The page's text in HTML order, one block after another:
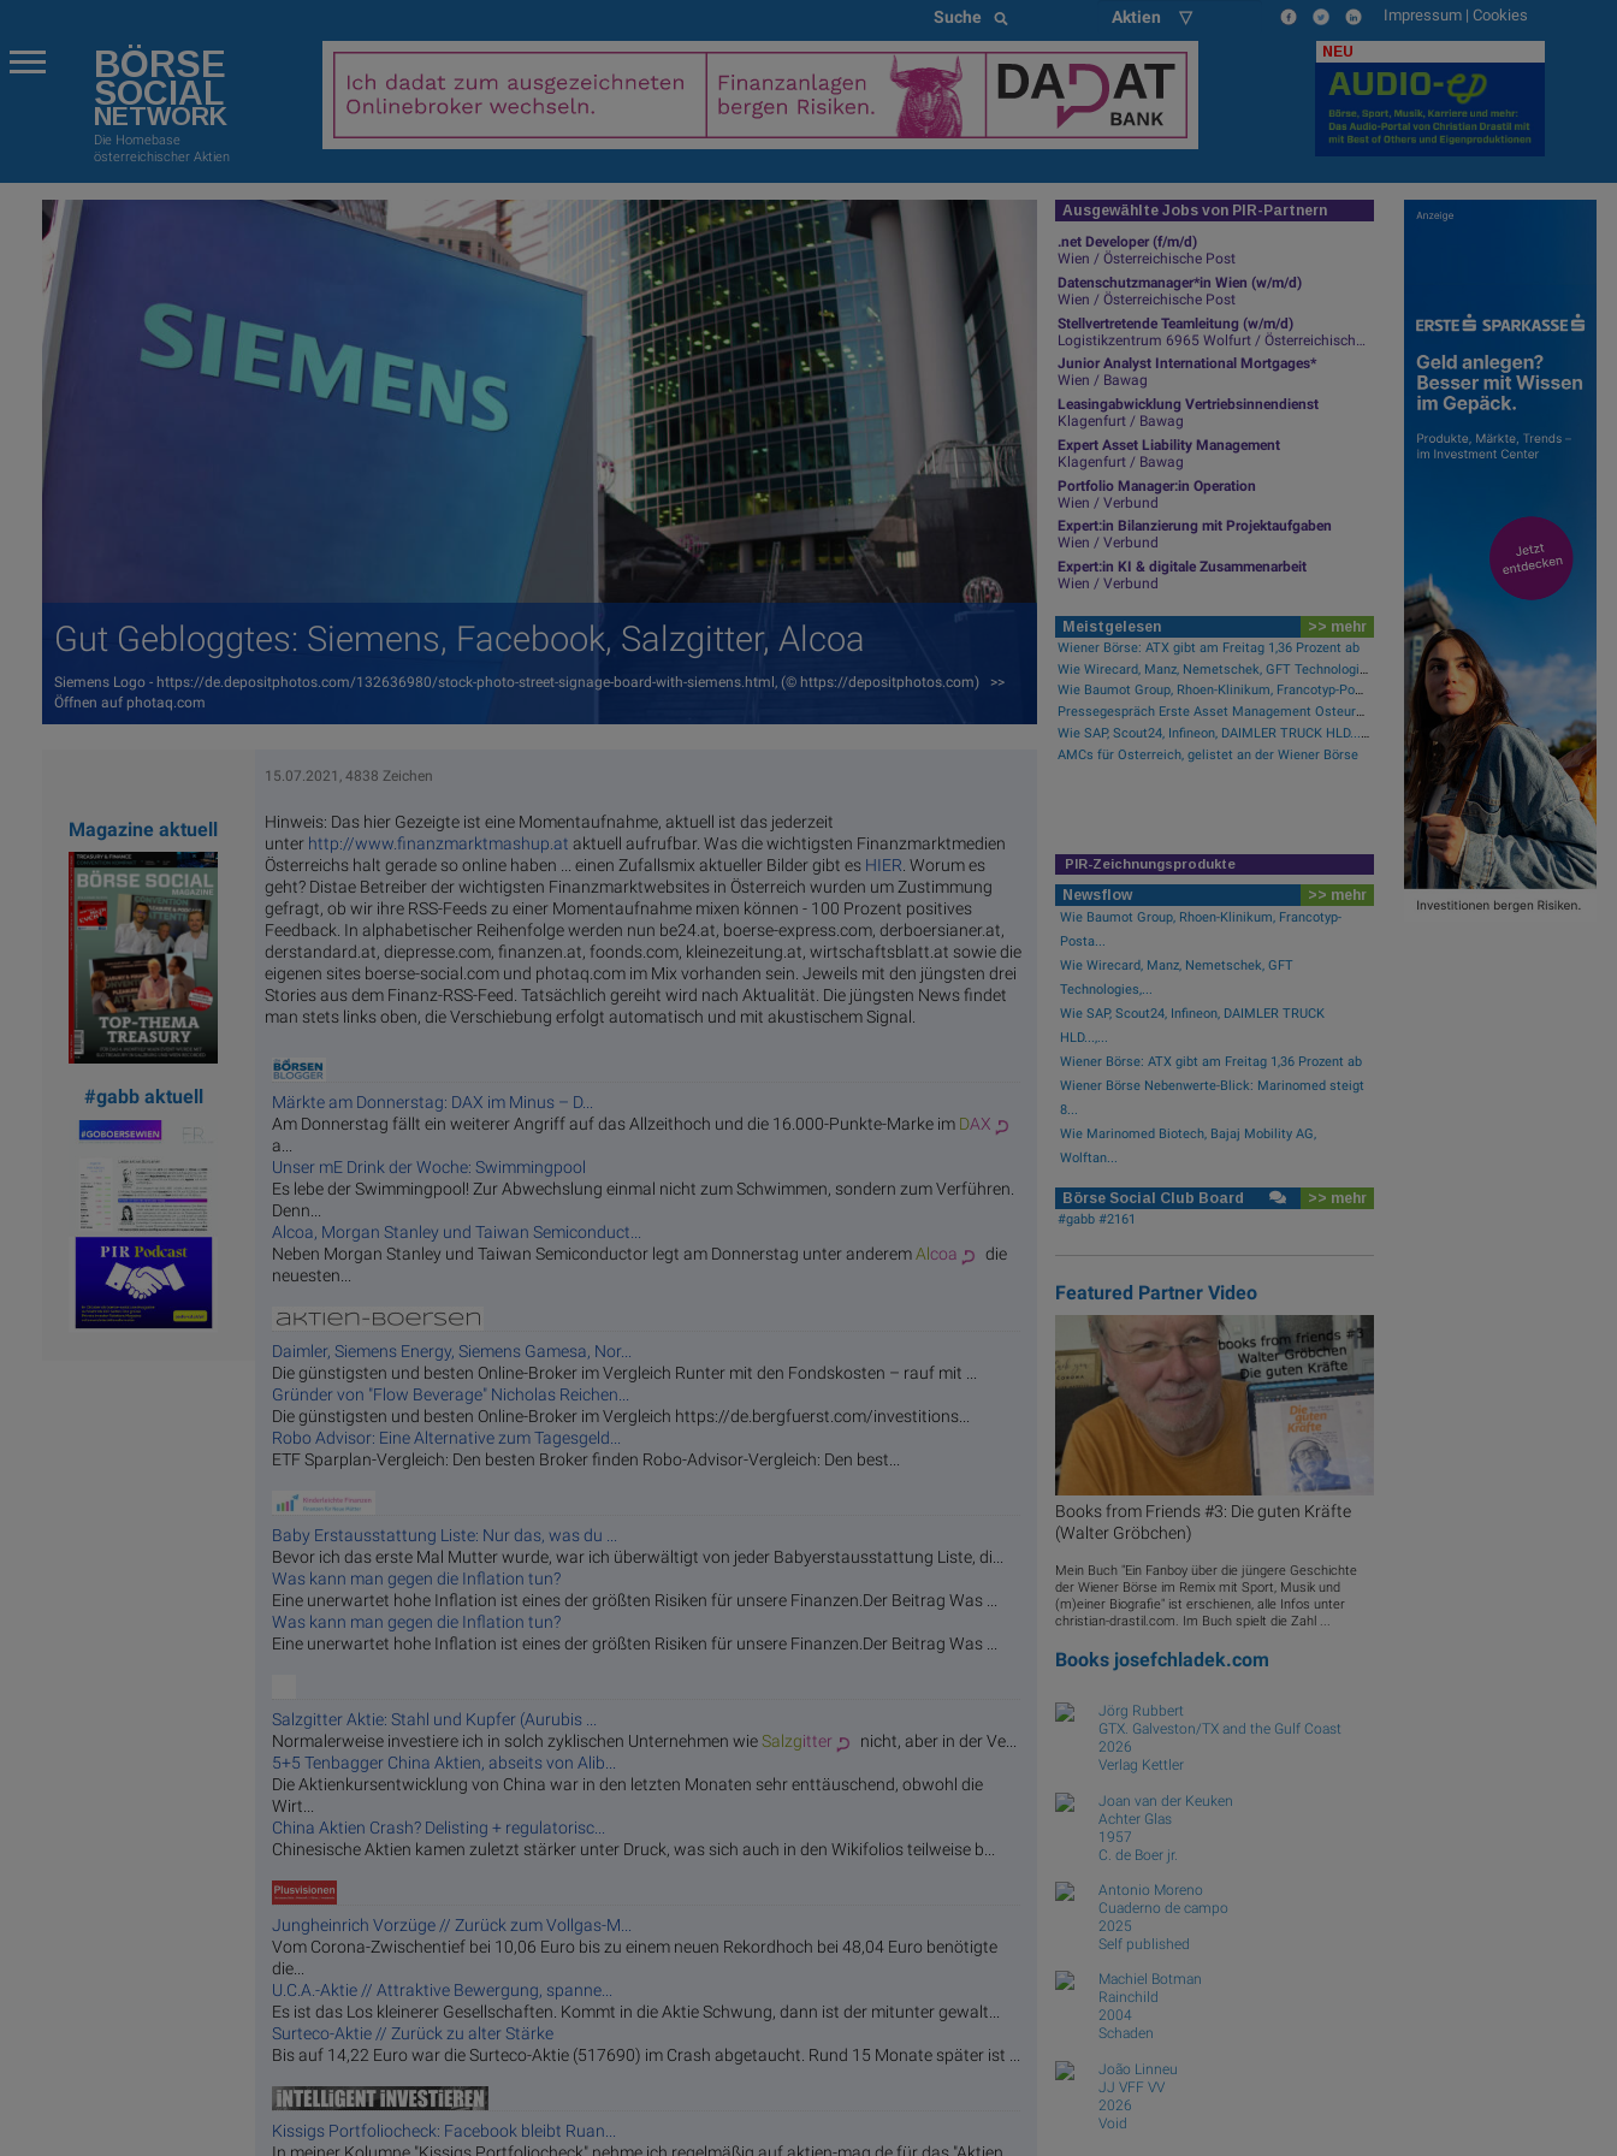
Suche Aktien ▽ Impressum | Cookies
BÖRSE
SOCIAL
NETWORK
Die Homebase
österreichischer Aktien
NEU
Gut Gebloggtes: Siemens, Facebook, Salzgitter, Alcoa
Siemens Logo - https://de.depositphotos.com/132636980/stock-photo-street-signage-board-with-siemens.html, (© https://depositphotos.com) >>
Öffnen auf photaq.com
Magazine aktuell
#gabb aktuell
15.07.2021, 4838 Zeichen
Hinweis: Das hier Gezeigte ist eine Momentaufnahme, aktuell ist das jederzeit
unter http://www.finanzmarktmashup.at aktuell aufrufbar. Was die wichtigsten Finanzmarktmedien
Österreichs halt gerade so online haben ... einen Zufallsmix aktueller Bilder gibt es HIER . Worum es
geht? Distae Betreiber der wichtigsten Finanzmarktwebsites in Österreich wurden um Zustimmung
gefragt, ob wir ihre RSS-Feeds zu einer Momentaufnahme mixen können - 100 Prozent positives
Feedback. In alphabetischer Reihenfolge werden nun be24.at, boerse-express.com, derboersianer.at,
derstandard.at, diepresse.com, finanzen.at, foonds.com, kleinezeitung.at, wirtschaftsblatt.at sowie die
eigenen sites boerse-social.com und photaq.com im Mix vorhanden sein. Jeweils mit den jüngsten drei
Stories aus dem Finanz-RSS-Feed. Tatsächlich gereiht wird nach Aktualität. Die jüngsten News findet
man stets links oben, die Verschiebung erfolgt automatisch und mit akustischem Signal.
Märkte am Donnerstag: DAX im Minus – D...
Am Donnerstag fällt ein weiterer Angriff auf das Allzeithoch und die 16.000-Punkte-Marke im DAX
a...
Unser mE Drink der Woche: Swimmingpool
Es lebe der Swimmingpool! Zur Abwechslung einmal nicht zum Schwimmen, sondern zum Verführen.
Denn...
Alcoa, Morgan Stanley und Taiwan Semiconduct...
Neben Morgan Stanley und Taiwan Semiconductor legt am Donnerstag unter anderemAlcoa
die
neuesten...
Daimler, Siemens Energy, Siemens Gamesa, Nor...
Die günstigsten und besten Online-Broker im Vergleich Runter mit den Fondskosten – rauf mit ...
Gründer von "Flow Beverage" Nicholas Reichen...
Die günstigsten und besten Online-Broker im Vergleich https://de.bergfuerst.com/investitions...
Robo Advisor: Eine Alternative zum Tagesgeld...
ETF Sparplan-Vergleich: Den besten Broker finden Robo-Advisor-Vergleich: Den best...
Baby Erstausstattung Liste: Nur das, was du ...
Bevor ich das erste Mal Mutter wurde, war ich überwältigt von jeder Babyerstausstattung Liste, di...
Was kann man gegen die Inflation tun?
Eine unerwartet hohe Inflation ist eines der größten Risiken für unsere Finanzen.Der Beitrag Was ...
Was kann man gegen die Inflation tun?
Eine unerwartet hohe Inflation ist eines der größten Risiken für unsere Finanzen.Der Beitrag Was ...
Salzgitter Aktie: Stahl und Kupfer (Aurubis ...
Normalerweise investiere ich in solch zyklischen Unternehmen wieSalzgitter
nicht, aber in der Ve...
5+5 Tenbagger China Aktien, abseits von Alib...
Die Aktienkursentwicklung von China war in den letzten Monaten sehr enttäuschend, obwohl die
Wirt...
China Aktien Crash? Delisting + regulatorisc...
Chinesische Aktien kamen zuletzt stärker unter Druck, was sich auch in den Wikifolios teilweise b...
Jungheinrich Vorzüge // Zurück zum Vollgas-M...
Vom Corona-Zwischentief bei 10,06 Euro bis zu einem neuen Rekordhoch bei 48,04 Euro benötigte
die...
U.C.A.-Aktie // Attraktive Bewergung, spanne...
Es ist das Los kleinerer Gesellschaften. Kommt in die Aktie Schwung, dann ist der mitunter gewalt...
Surteco-Aktie // Zurück zu alter Stärke
Bis auf 14,22 Euro war die Surteco-Aktie (517690) im Crash abgetaucht. Rund 15 Monate später ist ...
Kissigs Portfoliocheck: Facebook bleibt Ruan...
Ausgewählte Jobs von PIR-Partnern
.net Developer (f/m/d)
Wien / Österreichische Post
Datenschutzmanager*in Wien (w/m/d)
Wien / Österreichische Post
Stellvertretende Teamleitung (w/m/d)
Logistikzentrum 6965 Wolfurt / Österreichische Post
Junior Analyst International Mortgages*
Wien / Bawag
Leasingabwicklung Vertriebsinnendienst
Klagenfurt / Bawag
Expert Asset Liability Management
Klagenfurt / Bawag
Portfolio Manager:in Operation
Wien / Verbund
Expert:in Bilanzierung mit Projektaufgaben
Wien / Verbund
Expert:in KI & digitale Zusammenarbeit
Wien / Verbund
Meistgelesen >> mehr
Wiener Börse: ATX gibt am Freitag 1,36 Prozent ab
Wie Wirecard, Manz, Nemetschek, GFT Technologies, SAP und Rocket Internet für Gesprächsstoff sorgten
Wie Baumot Group, Rhoen-Klinikum, Francotyp-Postalia, Tele Columbus, European Lithium und Lanxess für Gesprächsstoff sorgten
Pressegespräch Erste Asset Management Osteuropa Aktien
Wie SAP, Scout24, Infineon, DAIMLER TRUCK HLD..., Zalando und Allianz für Gesprächsstoff im DAX sorgten
AMCs für Österreich, gelistet an der Wiener Börse
PIR-Zeichnungsprodukte
Newsflow >> mehr
Wie Baumot Group, Rhoen-Klinikum, Francotyp-
Posta...
Wie Wirecard, Manz, Nemetschek, GFT
Technologies,...
Wie SAP, Scout24, Infineon, DAIMLER TRUCK
HLD...,...
Wiener Börse: ATX gibt am Freitag 1,36 Prozent ab
Wiener Börse Nebenwerte-Blick: Marinomed steigt
8...
Wie Marinomed Biotech, Bajaj Mobility AG,
Wolftan...
Börse Social Club Board >> mehr
#gabb #2161
Featured Partner Video
Books from Friends #3: Die guten Kräfte
(Walter Gröbchen)
Mein Buch "Ein Fanboy über die jüngere Geschichte
der Wiener Börse im Remix mit Sport, Musik und
(m)einer Biografie" ist erschienen, alle Infos unter
christian-drastil.com. Im Buch spielt die Zahl ...
Books josefchladek.com
Jörg Rubbert
GTX. Galveston/TX and the Gulf Coast
2026
Verlag Kettler
Joan van der Keuken
Achter Glas
1957
C. de Boer jr.
Antonio Moreno
Cuaderno de campo
2025
Self published
Machiel Botman
Rainchild
2004
Schaden
João Linneu
JJ VFF VV
2026
Void